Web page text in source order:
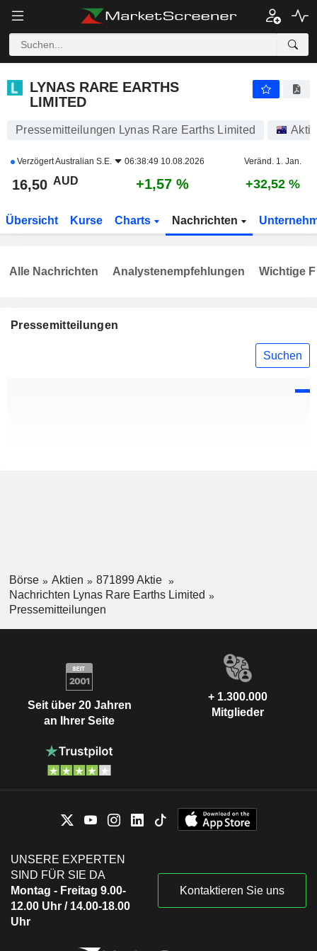
LYNAS RARE EARTHS
LIMITED
Pressemitteilungen Lynas Rare Earths Limited
VerzögertAustralian S.E. 06:38:49 10.08.2026 Veränd. 1. Jan.
16,50 AUD +1,57 % +32,52 %
Übersicht Kurse Charts Nachrichten
Pressemitteilungen
Suchen
Alle Nachrichten Analystenempfehlungen Wichtige
Börse Aktien
871899 Aktie
Nachrichten Lynas Rare Earths Limited
Pressemitteilungen
Seit über 20 Jahren
an Ihrer Seite
+ 1.300.000
Mitglieder
UNSERE EXPERTEN
SIND FÜR SIE DA
Montag - Freitag 9.00-
12.00 Uhr / 14.00-18.00
Uhr
Kontaktieren Sie uns